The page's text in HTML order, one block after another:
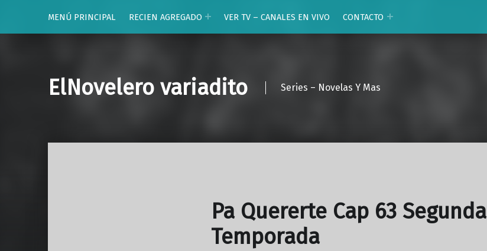
MENÚ PRINCIPAL
RECIEN AGREGADO VER TV – CANALES EN VIVO CONTACTO
ElNovelero variadito Series – Novelas Y Mas
Pa Quererte Cap 63 Segunda
Temporada